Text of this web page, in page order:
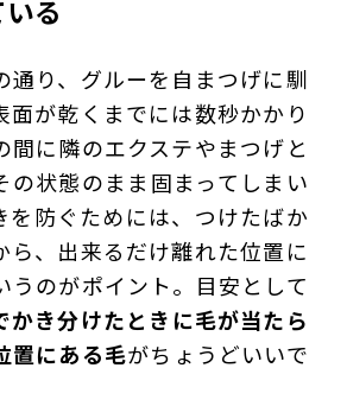
る
通り、グルーを自まつげに馴
面が乾くまでには数秒かかり
間に隣のエクステやまつげと
の状態のまま固まってしまい
を防ぐためには、つけたばか
ら、出来るだけ離れた位置に
うのがポイント。目安として
かき分けたときに毛が当たら
置にある毛がちょうどいいで